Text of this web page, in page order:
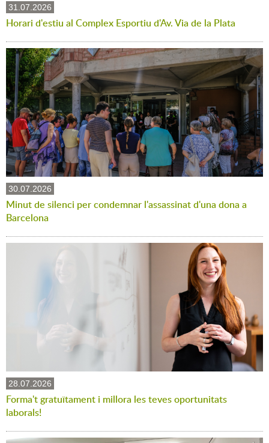
31.07.2026
Horari d'estiu al Complex Esportiu d'Av. Via de la Plata
30.07.2026
Minut de silenci per condemnar l'assassinat d'una dona a
Barcelona
28.07.2026
Forma't gratuïtament i millora les teves oportunitats
laborals!